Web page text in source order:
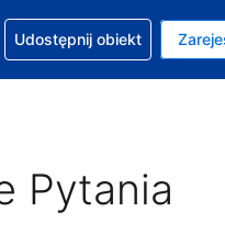
waluta to Złoty polski
Wybrany język to Polski
pomoc w sprawie
Udostępnij obiekt
Pytania